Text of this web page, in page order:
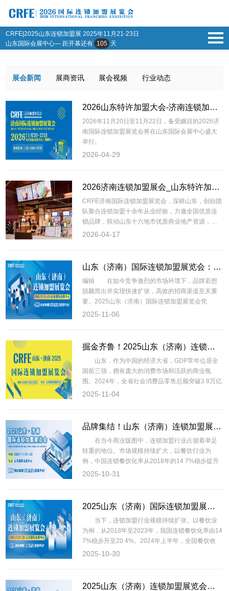
CRFE|2025山东连锁加盟展2025年11月21-23日
山东国际会展中心— 距开幕还有 105 天
展会新闻 展商资讯 展会视频 行业动态
2026山东特许加盟大会-济南连锁加盟展会-济南加盟展会
2026年11月20日至11月22日，备受瞩目的2026济
南国际连锁加盟展览会将在山东国际会展中心盛大
举行。
2026-04-29
2026济南连锁加盟展会_山东特许加盟展会_济南加盟展
CRFE济南国际连锁加盟展览会，深耕山东，创始团
队聚合连锁加盟十余年从业经验，力邀全国优质连
锁品牌，联动山东十六地市优质商业地产资源，共
享山东超1亿...
2026-04-17
山东（济南）国际连锁加盟展览会：一场不容错过的行业盛宴
编辑​ 在如今竞争激烈的市场环境下，品牌若想
脱颖而出并实现快速扩张，高效的招商渠道至关重
要。2025山东（济南）国际连锁加盟展览会凭
2025-11-06
掘金齐鲁！2025山东（济南）连锁加盟展11月启幕
山东，作为中国的经济大省，GDP常年位居全
国前三强，拥有庞大的消费市场和活跃的商业氛
围。2024年，全省社会消费品零售总额突破3 8万亿
2025-11-04
品牌集结！山东（济南）连锁加盟展览会，为创业者搭起财富桥梁
在当今商业版图中，连锁加盟行业占据着举足
轻重的地位。市场规模持续扩大，以餐饮行业为
例，中国连锁餐饮化率从2018年的14 7%稳步提升
2025-10-31
2025山东（济南）国际连锁加盟展览会：解锁创业新机遇
当下，连锁加盟行业规模持续扩张。以餐饮业
为例，从2018年至2023年，我国连锁餐饮化率由14
7%稳步升至20 4%。2024年上半年，全国餐饮收
2025-10-30
2025山东（济南）连锁加盟展览会：解码连锁加盟行业的「齐鲁引擎」